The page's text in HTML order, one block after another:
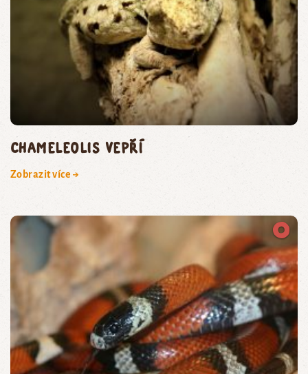
chameleolis vepří
Zobrazit více →